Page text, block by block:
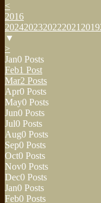
<
2016
2024202320222021 2019
▼
>
Jan0 Posts
Feb1 Post
Mar2 Posts
Apr0 Posts
May0 Posts
Jun0 Posts
Jul0 Posts
Aug0 Posts
Sep0 Posts
Oct0 Posts
Nov0 Posts
Dec0 Posts
Jan0 Posts
Feb0 Posts